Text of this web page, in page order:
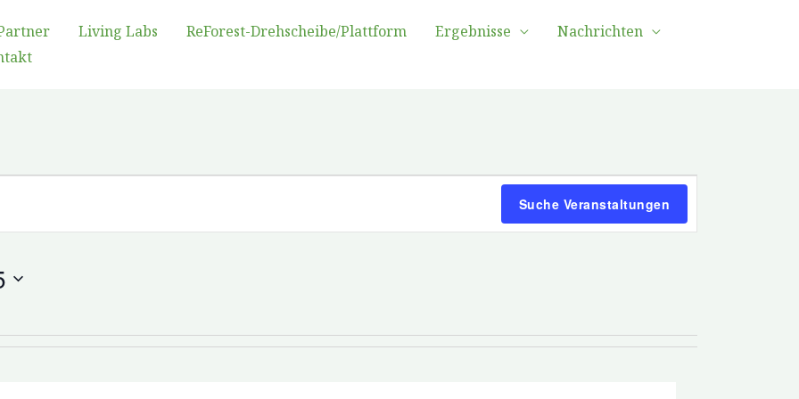
Living Labs ReForest-Drehscheibe/Plattform Ergebnisse
Nachrichten
Suche Veranstaltungen